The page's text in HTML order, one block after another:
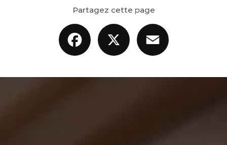
Partagez cette page
Facebook